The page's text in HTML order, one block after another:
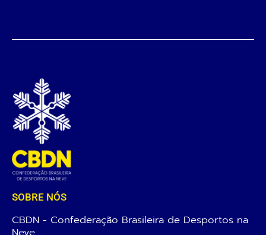
SOBRE NÓS
CBDN - Confederação Brasileira de Desportos na